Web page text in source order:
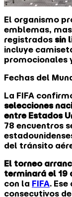
El organismo
emblemas,
registrados sin
incluye
promocionales
Fechas del
La FIFA
selecciones
entre Estados
78 encuentros
del tránsito
El torneo
terminará el 19
con la FIFA.
consecutivos